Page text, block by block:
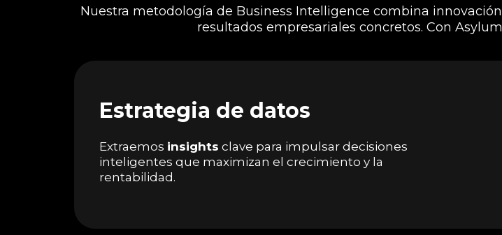
Nuestra metodología de Business Intelligence combina
resultados empresariales concretos. Con
Estrategia de datos
Extraemos insights clave para impulsar decisiones
inteligentes que maximizan el crecimiento y la
rentabilidad.